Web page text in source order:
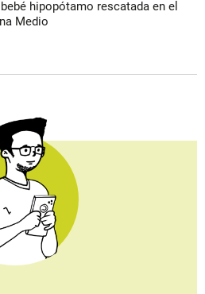
hipopótamo rescatada en el
Medio